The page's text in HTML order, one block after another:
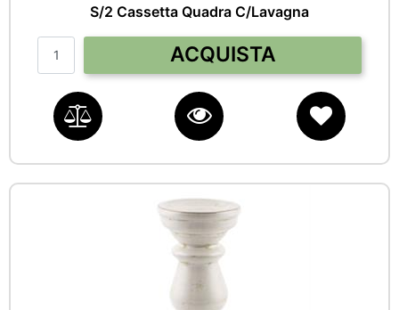
S/2 Cassetta Quadra C/Lavagna
Quantità
ACQUISTA